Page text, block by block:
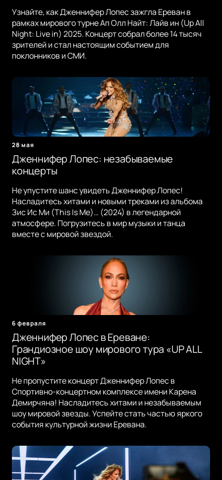
Узнайте, как Дженнифер Лопес зажгла Ереван в
рамках мирового турне Ап Олл Найт: Лайв ин (Up All
Night: Live in) 2025. Концерт собрал более 14 тысяч
зрителей и стал настоящим событием для
поклонников и СМИ.
28 мая
Дженнифер Лопес: незабываемые
концерты
Не упустите шанс увидеть Дженнифер Лопес!
Насладитесь хитами и новыми треками из альбома
Зис Ис Ми (This Is Me)… (2024) в легендарной
атмосфере. Погрузитесь в мир музыки и танца
вместе с мировой звездой.
6 февраля
Дженнифер Лопес в Ереване:
Грандиозное шоу мирового тура «UP ALL
NIGHT»
Не пропустите концерт Дженнифер Лопес в
Спортивно-концертном комплексе имени Карена
Демирчяна! Насладитесь хитами и незабываемым
шоу мировой звезды. Успейте стать частью яркого
события культурной жизни Еревана.